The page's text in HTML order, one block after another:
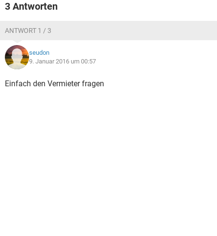
3 Antworten
ANTWORT 1 / 3
seudon
9. Januar 2016 um 00:57
Einfach den Vermieter fragen